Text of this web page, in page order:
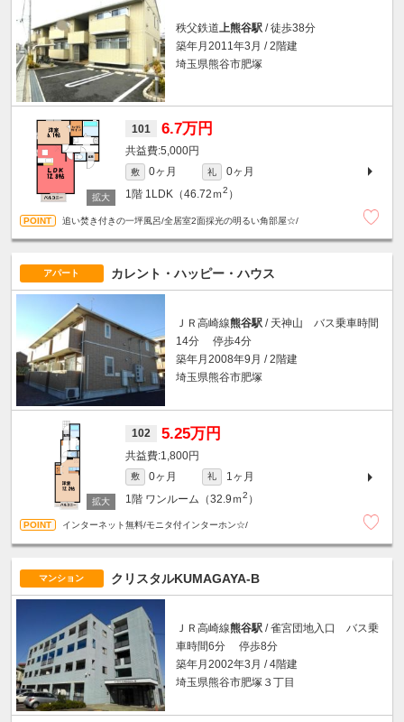
秩父鉄道 上熊谷駅 / 徒歩38分
築年月2011年3月 / 2階建
埼玉県熊谷市肥塚
101 6.7万円
5,000円
敷 0ヶ月 礼
0ヶ月
1階 1LDK（46.72ｍ2 ）
追い焚き付きの一坪風呂/全居室2面採光の明るい角部屋☆/
アパート カレント・ハッピー・ハウス
ＪＲ高崎線熊谷駅 / 天神山 バス乗車時間
14分 停歩4分
築年月2008年9月 / 2階建
埼玉県熊谷市肥塚
102 5.25万円
1,800円
敷 0ヶ月 礼
1ヶ月
1階 ワンルーム（32.9ｍ2 ）
インターネット無料/モニタ付インターホン☆/
マンション クリスタルKUMAGAYA-B
ＪＲ高崎線熊谷駅 / 雀宮団地入口 バス乗
車時間6分 停歩8分
築年月2002年3月 / 4階建
埼玉県熊谷市肥塚３丁目